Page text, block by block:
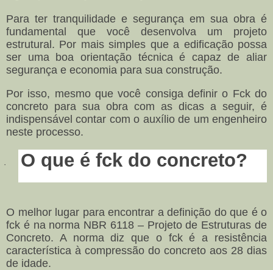
Para ter tranquilidade e segurança em sua obra é
fundamental que você desenvolva um projeto
estrutural. Por mais simples que a edificação possa
ser uma boa orientação técnica é capaz de aliar
segurança e economia para sua construção.
Por isso, mesmo que você consiga definir o Fck do
concreto para sua obra com as dicas a seguir, é
indispensável contar com o auxílio de um engenheiro
neste processo.
· O que é fck do concreto?
O melhor lugar para encontrar a definição do que é o
fck é na norma NBR 6118 – Projeto de Estruturas de
Concreto. A norma diz que o fck é a resistência
característica à compressão do concreto aos 28 dias
de idade.